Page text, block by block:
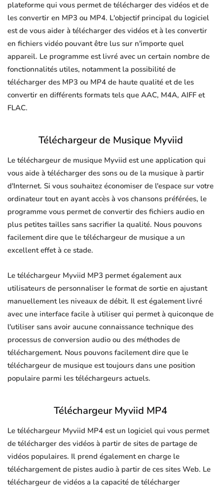
plateforme qui vous permet de télécharger des vidéos et de
les convertir en MP3 ou MP4. L'objectif principal du logiciel
est de vous aider à télécharger des vidéos et à les convertir
en fichiers vidéo pouvant être lus sur n'importe quel
appareil. Le programme est livré avec un certain nombre de
fonctionnalités utiles, notamment la possibilité de
télécharger des MP3 ou MP4 de haute qualité et de les
convertir en différents formats tels que AAC, M4A, AIFF et
FLAC.
Téléchargeur de Musique Myviid
Le téléchargeur de musique Myviid est une application qui
vous aide à télécharger des sons ou de la musique à partir
d'Internet. Si vous souhaitez économiser de l'espace sur votre
ordinateur tout en ayant accès à vos chansons préférées, le
programme vous permet de convertir des fichiers audio en
plus petites tailles sans sacrifier la qualité. Nous pouvons
facilement dire que le téléchargeur de musique a un
excellent effet à ce stade.
Le téléchargeur Myviid MP3 permet également aux
utilisateurs de personnaliser le format de sortie en ajustant
manuellement les niveaux de débit. Il est également livré
avec une interface facile à utiliser qui permet à quiconque de
l'utiliser sans avoir aucune connaissance technique des
processus de conversion audio ou des méthodes de
téléchargement. Nous pouvons facilement dire que le
téléchargeur de musique est toujours dans une position
populaire parmi les téléchargeurs actuels.
Téléchargeur Myviid MP4
Le téléchargeur Myviid MP4 est un logiciel qui vous permet
de télécharger des vidéos à partir de sites de partage de
vidéos populaires. Il prend également en charge le
téléchargement de pistes audio à partir de ces sites Web. Le
téléchargeur de vidéos a la capacité de télécharger